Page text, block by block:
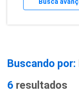
Buscando por:
6 resultados